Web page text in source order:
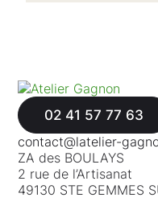
02 41 57 77 63
contact@latelier-
ZA des BOULAYS
2 rue de l’Artisanat
49130 STE GEMMES